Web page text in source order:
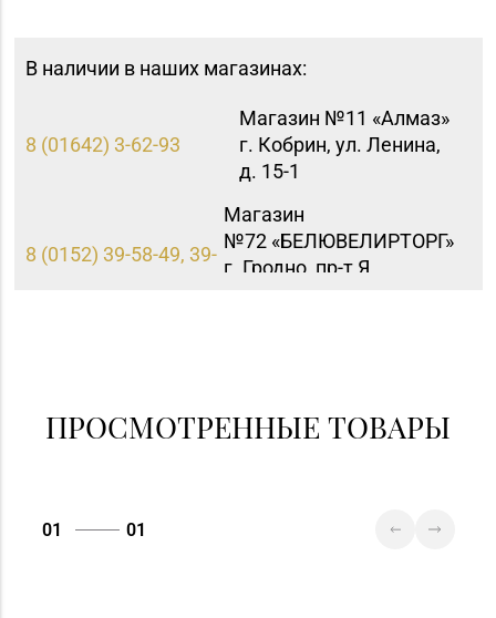
В наличии в наших магазинах:
8 (01642) 3-62-93
Магазин №11 «Алмаз»
г. Кобрин, ул. Ленина,
д. 15-1
8 (0152) 39-58-49, 39-
Магазин
№72 «БЕЛЮВЕЛИРТОРГ»
г. Гродно, пр-т Я.
Могилев, пр-т Мира, д.
29
ПРОСМОТРЕННЫЕ ТОВАРЫ
01 01